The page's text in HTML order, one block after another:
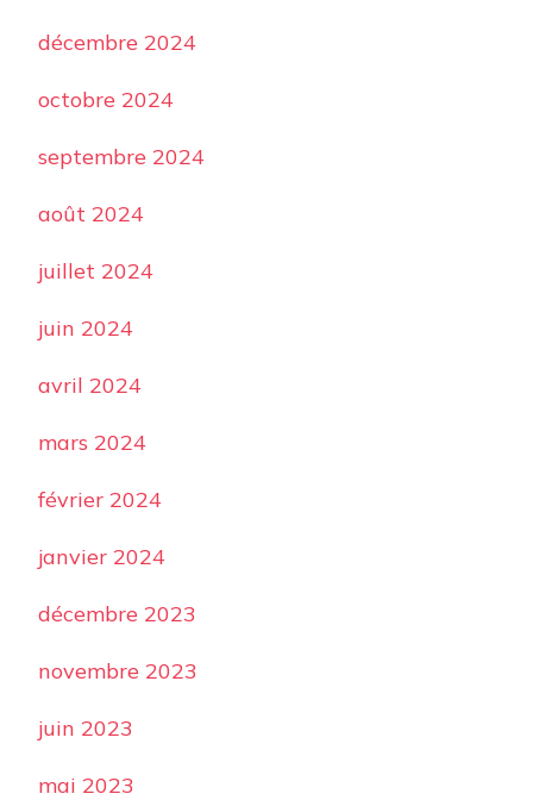
décembre 2024
octobre 2024
septembre 2024
août 2024
juillet 2024
juin 2024
avril 2024
mars 2024
février 2024
janvier 2024
décembre 2023
novembre 2023
juin 2023
mai 2023